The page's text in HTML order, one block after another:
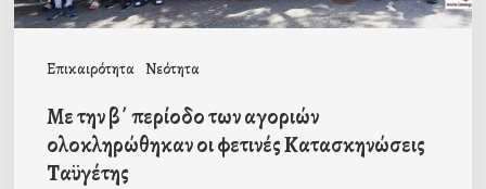
Επικαιρότητα Νεότητα
φετινές
Με την β΄ περίοδο των αγοριών
ολοκληρώθηκαν οι φετινές Κατασκηνώσεις
Ταϋγέτης